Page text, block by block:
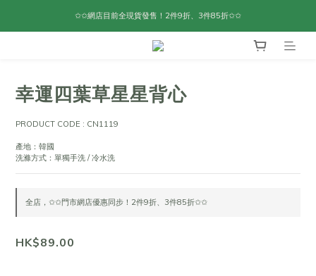
✩✩網店目前全現貨發售！2件9折、3件85折✩✩
幸運四葉草星星背心
PRODUCT CODE : CN1119
產地：韓國
洗滌方式：單獨手洗 / 冷水洗
全店，✩✩門市網店優惠同步！2件9折、3件85折✩✩
HK$89.00